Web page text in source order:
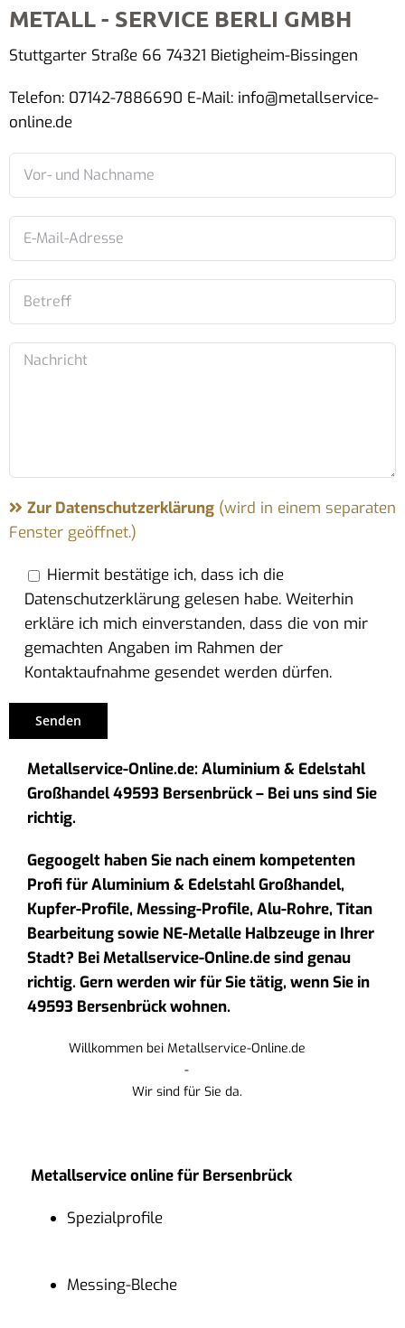
METALL - SERVICE BERLI GMBH
Stuttgarter Straße 66 74321 Bietigheim-Bissingen
Telefon: 07142-7886690 E-Mail: info@metallservice-
online.de
Zur Datenschutzerklärung(wird in einem separaten
Fenster geöffnet.)
Hiermit bestätige ich, dass ich die
Datenschutzerklärung gelesen habe. Weiterhin
erkläre ich mich einverstanden, dass die von mir
gemachten Angaben im Rahmen der
Kontaktaufnahme gesendet werden dürfen.
Metallservice-Online.de: Aluminium & Edelstahl
Großhandel 49593 Bersenbrück – Bei uns sind Sie
richtig.
Gegoogelt haben Sie nach einem kompetenten
Profi für Aluminium & Edelstahl Großhandel,
Kupfer-Profile, Messing-Profile, Alu-Rohre, Titan
Bearbeitung sowie NE-Metalle Halbzeuge in Ihrer
Stadt? Bei Metallservice-Online.de sind genau
richtig. Gern werden wir für Sie tätig, wenn Sie in
49593 Bersenbrück wohnen.
Willkommen bei Metallservice-Online.de
-
Wir sind für Sie da.
Metallservice online für Bersenbrück
Spezialprofile
Messing-Bleche